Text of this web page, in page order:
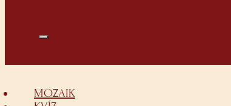
MOZAIK